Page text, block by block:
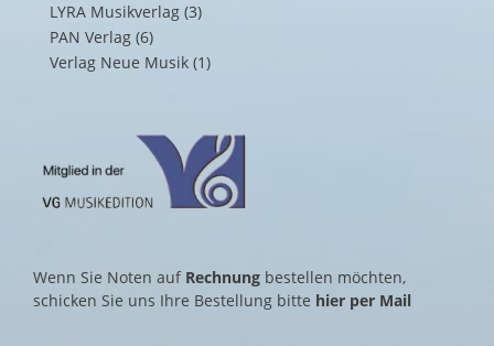
LYRA Musikverlag (3)
PAN Verlag (6)
Verlag Neue Musik (1)
Wenn Sie Noten auf Rechnung bestellen möchten,
schicken Sie uns Ihre Bestellung bitte hier per Mail